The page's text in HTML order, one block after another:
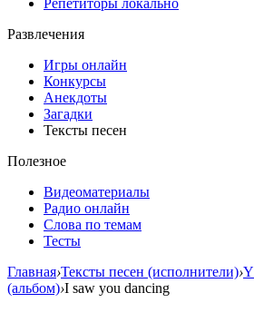
Репетиторы локально
Развлечения
Игры онлайн
Конкурсы
Анекдоты
Загадки
Тексты песен
Полезное
Видеоматериалы
Радио онлайн
Слова по темам
Тесты
Главная›Тексты песен (исполнители)›Y
(альбом)›I saw you dancing